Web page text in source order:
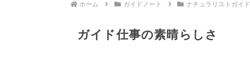
ホーム ガイドノート ナチュラリストガイド
ガイド仕事の素晴らしさ